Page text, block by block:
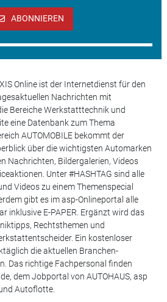
ABONNIEREN
Online ist der Internetdienst für den
Nachrichten mit
Bereiche Werkstatttechnik und
eine Datenbank zum Thema
AUTOMOBILE bekommt der
über die wichtigsten Automarken
Nachrichten, Bildergalerien, Videos
Unter #HASHTAG sind alle
Videos zu einem Themenspecial
gibt es im asp-Onlineportal alle
inklusive E-PAPER. Ergänzt wird das
Rechtsthemen und
Ein kostenloser
die aktuellen Branchen-
Das richtige Fachpersonal finden
dem Jobportal von AUTOHAUS, asp
Autoflotte.